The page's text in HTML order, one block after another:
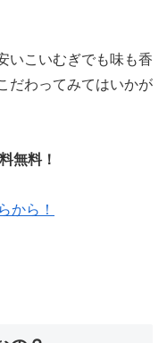
いこいむぎでも味も香
だわってみてはいかが
無料！
から！